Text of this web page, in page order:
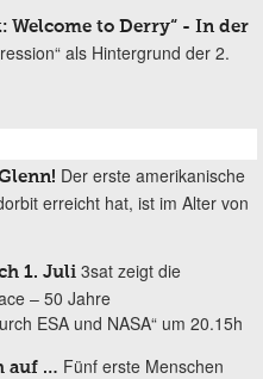
Welcome to Derry“ - In der
als Hintergrund der 2.
Der erste amerikanische
erreicht hat, ist im Alter von
1. Juli 3sat zeigt die
– 50 Jahre
ESA und NASA“ um 20.15h
auf … Fünf erste Menschen